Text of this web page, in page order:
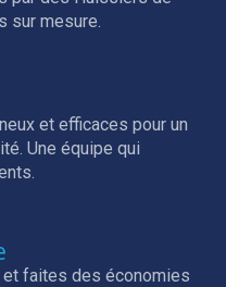
sur mesure.
et efficaces pour un
Une équipe qui
faites des économies